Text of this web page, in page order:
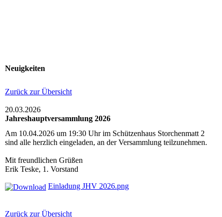
Neuigkeiten
Zurück zur Übersicht
20.03.2026
Jahreshauptversammlung 2026
Am 10.04.2026 um 19:30 Uhr im Schützenhaus Storchenmatt 2
sind alle herzlich eingeladen, an der Versammlung teilzunehmen.
Mit freundlichen Grüßen
Erik Teske, 1. Vorstand
Einladung JHV 2026.png
Zurück zur Übersicht